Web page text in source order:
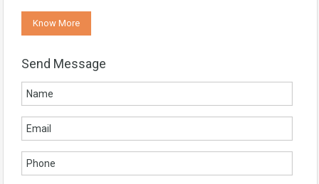
Know More
Send Message